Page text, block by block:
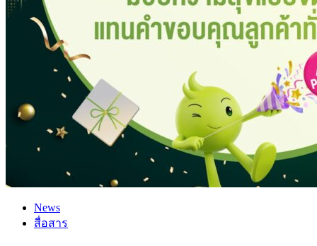
News
สื่อสาร